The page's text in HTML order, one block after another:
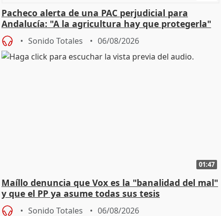
Pacheco alerta de una PAC perjudicial para
Andalucía: "A la agricultura hay que protegerla"
Sonido Totales 06/08/2026
01:47
Maíllo denuncia que Vox es la "banalidad del mal"
y que el PP ya asume todas sus tesis
Sonido Totales 06/08/2026